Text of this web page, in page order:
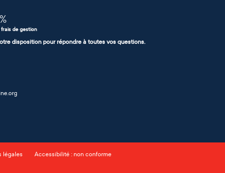
%
de gestion
disposition pour répondre à toutes vos questions.
légales
Accessibilité : non conforme